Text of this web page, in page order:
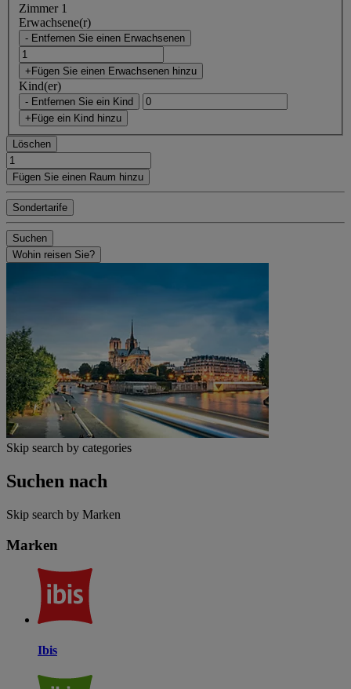
Zimmer 1
Erwachsene(r)
- Entfernen Sie einen Erwachsenen
+Fügen Sie einen Erwachsenen hinzu
Kind(er)
- Entfernen Sie ein Kind
+Füge ein Kind hinzu
Löschen
Fügen Sie einen Raum hinzu
Sondertarife
Suchen
Wohin reisen Sie?
Skip search by categories
Suchen nach
Skip search by Marken
Marken
Ibis